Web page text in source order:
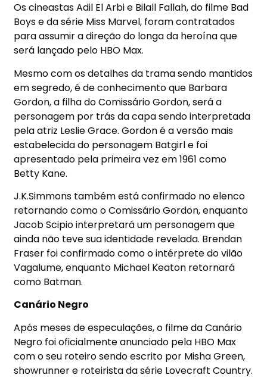
Os cineastas Adil El Arbi e Bilall Fallah, do filme Bad
Boys e da série Miss Marvel, foram contratados
para assumir a direção do longa da heroína que
será lançado pelo HBO Max.
Mesmo com os detalhes da trama sendo mantidos
em segredo, é de conhecimento que Barbara
Gordon, a filha do Comissário Gordon, será a
personagem por trás da capa sendo interpretada
pela atriz Leslie Grace. Gordon é a versão mais
estabelecida do personagem Batgirl e foi
apresentado pela primeira vez em 1961 como
Betty Kane.
J.K.Simmons também está confirmado no elenco
retornando como o Comissário Gordon, enquanto
Jacob Scipio interpretará um personagem que
ainda não teve sua identidade revelada. Brendan
Fraser foi confirmado como o intérprete do vilão
Vagalume, enquanto Michael Keaton retornará
como Batman.
Canário Negro
Após meses de especulações, o filme da Canário
Negro foi oficialmente anunciado pela HBO Max
com o seu roteiro sendo escrito por Misha Green,
showrunner e roteirista da série Lovecraft Country.